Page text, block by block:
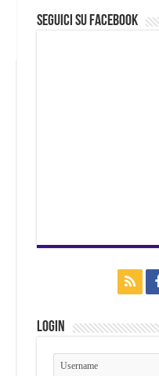
Seguici su Facebook
Login